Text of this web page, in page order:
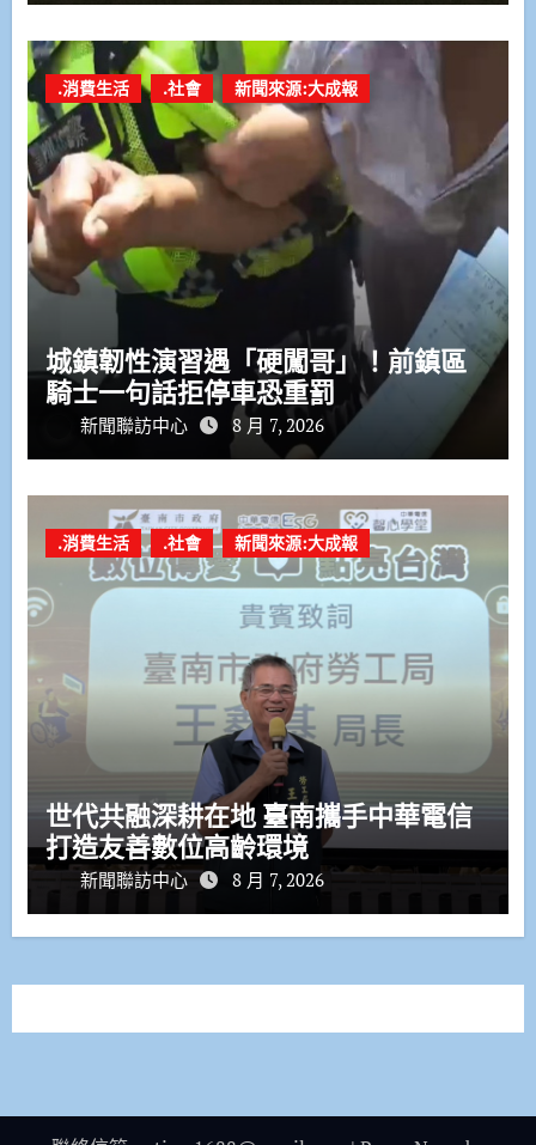
.消費生活 .社會 新聞來源:大成報
城鎮韌性演習遇「硬闖哥」！前鎮區
騎士一句話拒停車恐重罰
新聞聯訪中心 8 月 7, 2026
.消費生活 .社會 新聞來源:大成報
世代共融深耕在地 臺南攜手中華電信
打造友善數位高齡環境
新聞聯訪中心 8 月 7, 2026